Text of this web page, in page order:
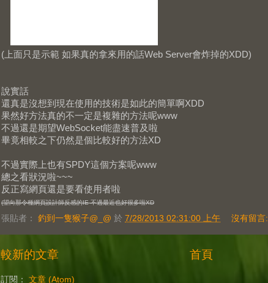
(上面只是示範 如果真的拿來用的話Web Server會炸掉的XDD)
說實話
還真是沒想到現在使用的技術是如此的簡單啊XDD
果然好方法真的不一定是複雜的方法呢www
不過還是期望WebSocket能盡速普及啦
畢竟相較之下仍然是個比較好的方法XD
不過實際上也有SPDY這個方案呢www
總之看狀況啦~~~
反正寫網頁還是要看使用者啦
(望向那令種網頁設計師反感的IE 不過最近也好很多啦XD
張貼者： 釣到一隻猴子@_@ 於 7/28/2013 02:31:00 上午 沒有留言:
較新的文章 首頁
訂閱： 文章 (Atom)